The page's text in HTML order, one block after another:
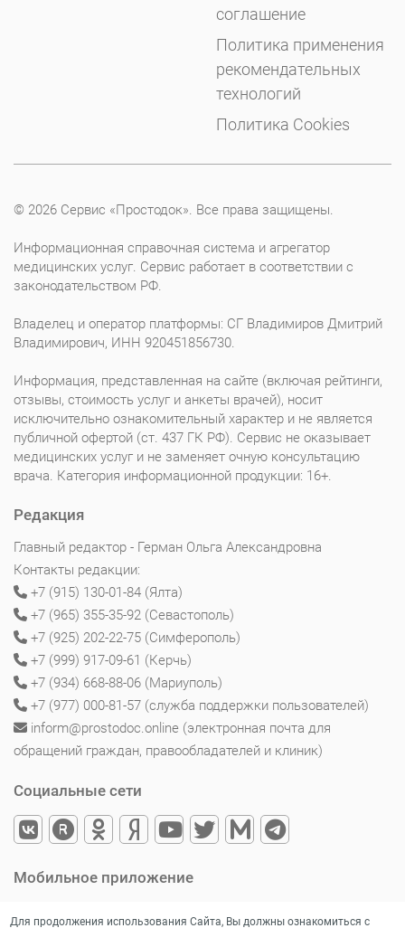
соглашение
Политика применения
рекомендательных
технологий
Политика Cookies
© 2026 Сервис «Простодок». Все права защищены.
Информационная справочная система и агрегатор
медицинских услуг. Сервис работает в соответствии с
законодательством РФ.
Владелец и оператор платформы: СГ Владимиров Дмитрий
Владимирович, ИНН 920451856730.
Информация, представленная на сайте (включая рейтинги,
отзывы, стоимость услуг и анкеты врачей), носит
исключительно ознакомительный характер и не является
публичной офертой (ст. 437 ГК РФ). Сервис не оказывает
медицинских услуг и не заменяет очную консультацию
врача. Категория информационной продукции: 16+.
Редакция
Главный редактор - Герман Ольга Александровна
Контакты редакции:
+7 (915) 130-01-84 (Ялта)
+7 (965) 355-35-92 (Севастополь)
+7 (925) 202-22-75 (Симферополь)
+7 (999) 917-09-61 (Керчь)
+7 (934) 668-88-06 (Мариуполь)
+7 (977) 000-81-57 (служба поддержки пользователей)
inform@prostodoc.online (электронная почта для
обращений граждан, правообладателей и клиник)
Социальные сети
Мобильное приложение
Для продолжения использования Сайта, Вы должны ознакомиться с